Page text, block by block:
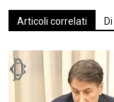
Articoli correlati